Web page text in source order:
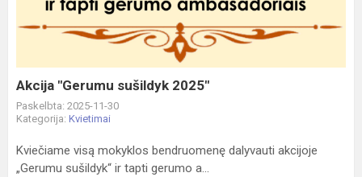
2025"
Akcija "Gerumu sušildyk 2025"
Paskelbta: 2025-11-30
Kategorija: Kvietimai
Kviečiame visą mokyklos bendruomenę dalyvauti akcijoje
„Gerumu sušildyk“ ir tapti gerumo a...